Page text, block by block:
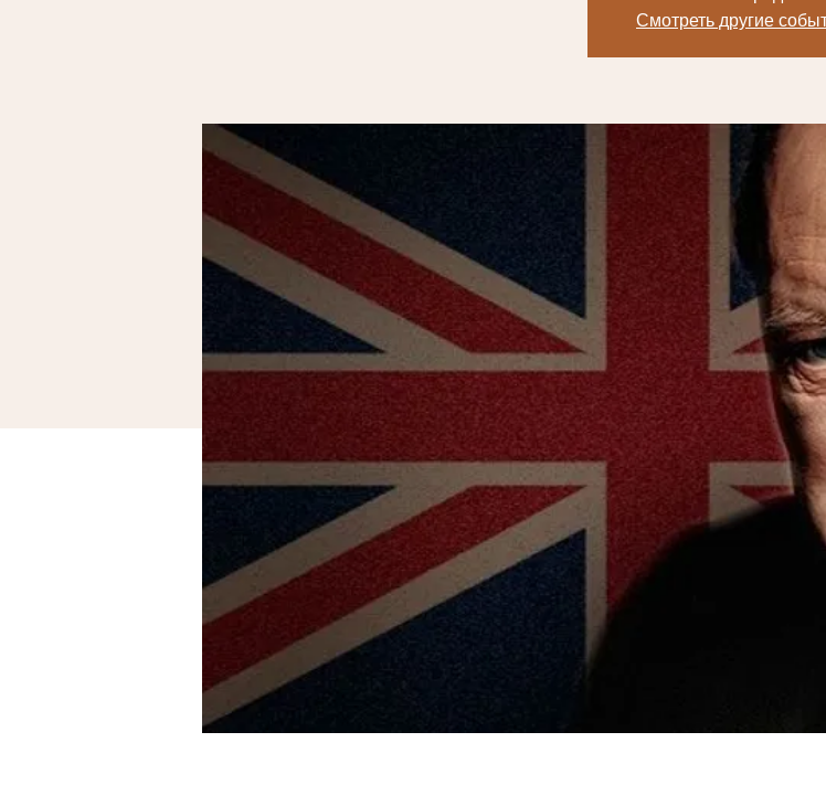
Смотреть другие